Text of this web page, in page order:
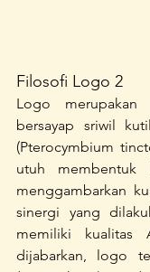
Filosofi Logo 2
Logo
bersayap sriwil
(Pterocymbium
utuh
menggambarkan
sinergi yang
memiliki kualitas
dijabarkan, logo